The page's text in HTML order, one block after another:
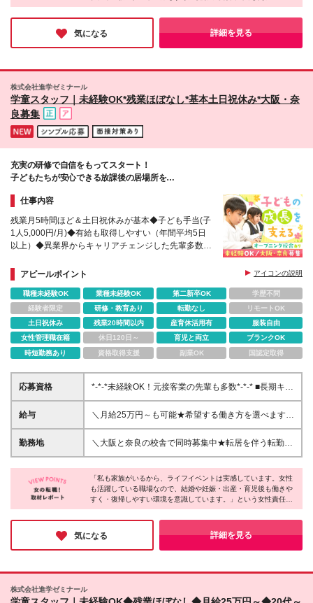
区本丸／吉川市美南 ■千葉県 銚子市三崎町／野田市
宮崎／館山市八幡／山武市成東／木更津市築地 ■山梨
県 笛吹市石和町窪中島 ■静岡県 静岡市葵区柚木
／浜松市中央区入野町／富士宮市浅間町 ■愛知県 西
町／四日市市日永 ■富山県 砺波市中神 ■岐阜県 岐
辺郡猪名川町松尾台／加西市北条町北条 ■香川県 高
松市香西本町
また、印象的だったのは「まず自分が体感する」という文化。レ
ッスン受講や研修を通して、身体の変化を実感したうえでお客様
に向き合う姿勢が、説得力と信頼につながっていると感じまし
た。
気になる 詳細を見る
株式会社進学ゼミナール
学童スタッフ｜未経験OK*残業ほぼなし*基本土日祝休み*大阪・奈
良募集
充実の研修で自信をもってスタート！
子どもたちが安心できる放課後の居場所を
仕事内容
残業月5時間ほど＆土日祝休みが基本◆子ども手当(子
1人5,000円/月)◆有給も取得しやすい（年間平均5日
以上）◆異業界からキャリアチェンジした先輩多数◆
集校舎あり
アピールポイント アイコンの説明
職種未経験OK 業種未経験OK 第二新卒OK
学歴不問
経験者限定
研修・教育あり 転勤なし
リモートOK
土日祝休み
残業20時間以内 産育休活用有
服装自由
女性管理職在籍
休日120日～ 育児と両立
ブランクOK
時短勤務あり
資格取得支援 副業OK 国認定取得
応募資格
*-*-*未経験OK！元接客業の先輩も多数*-*-* ■長期キャ
リア形成のため45歳以下の方 ■高卒以上 ■自動車普通
免許（AT限定可）をお持ちの方 ※免許をお持ちでな
教育の熱意重視】の採用／ ★教育業界に就きたい
が、学力面が不安な方 ★学校の先生に挑戦したい
しながらも社会で活躍したい方 ★イベントや楽しい
ことが大好きな方 といった方はぜひ一度、お話を聞
かせてください！
給与
＼月給25万円～も可能★希望する働き方を選べます／
━━━━━━━━━━━ 【変形労働ありの場合】
━━━━━━━━━━━ ■月給25万円～(運転手当含
イトの場合（12時～19時／月～金シフト制） ★大
阪：時給1300円～ ★奈良：時給1051円～ ┗運転が可
能な方は、運転手当として時給100円アップ！
む) ※運転不可の場合は面接にて要相談 ┗固定残業代
22,317円～／15時間分 超過分は別途支給 ■アルバ
勤務地
＼大阪と奈良の校舎で同時募集中★転居を伴う転勤な
し／ ■帝塚山校※オープニング募集 大阪府大阪市住吉
区帝塚山西1丁目1-13 ベルメゾン帝塚山1階 ■堀江校
大阪市西区南堀江3-11-22 アキ開発南堀江ビル 5階
■都島校 大阪府大阪市都島区善源寺町1-5-28 アーバン
アイム1F ■蒲生四丁目駅前校 大阪府大阪市城東区今
福西1-9-7 蒲生ユニコーンビル2F・3F ■緑橋校 大阪府
大阪市東成区東中本2-7-26 ライフハウスツネⅡ号館
1F ■豊中上野校 大阪府豊中市上野西1丁目4-35 ■学園
「私も家族がいるから、ライフイベントは実感しています。女性
も活躍している職場なので、結婚や妊娠・出産・育児後も働きや
すく・復帰しやすい環境を意識しています。」という女性責任者
ならではの視点と心強いメッセージをいただきました。基本土日
がお休みで、5日以上の連休あり。残業もほぼ無く、業界の中で
も抜群の環境に驚きました！お仕事のやりがいも活き活きとお話
されていて、長く楽しく働けると感じました♪
気になる 詳細を見る
株式会社進学ゼミナール